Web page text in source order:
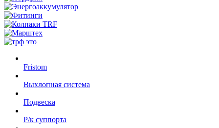
Fristom
Выхлопная система
Подвеска
Р/к суппорта